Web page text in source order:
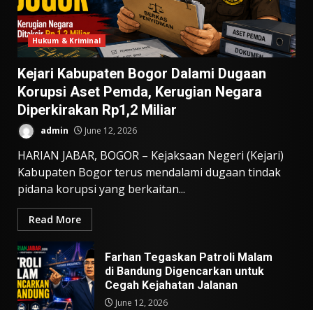
Hukum & Kriminal
Kejari Kabupaten Bogor Dalami Dugaan
Korupsi Aset Pemda, Kerugian Negara
Diperkirakan Rp1,2 Miliar
admin June 12, 2026
HARIAN JABAR, BOGOR – Kejaksaan Negeri (Kejari)
Kabupaten Bogor terus mendalami dugaan tindak
pidana korupsi yang berkaitan...
Read More
Farhan Tegaskan Patroli Malam
di Bandung Digencarkan untuk
Cegah Kejahatan Jalanan
June 12, 2026